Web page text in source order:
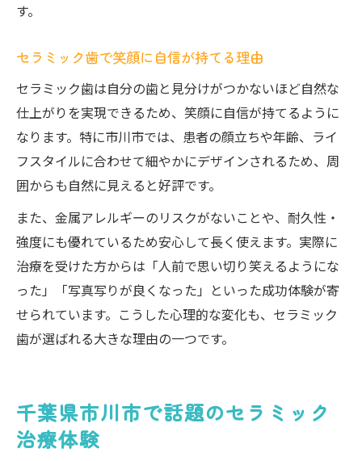
す。
セラミック歯で笑顔に自信が持てる理由
セラミック歯は自分の歯と見分けがつかないほど自然な
仕上がりを実現できるため、笑顔に自信が持てるように
なります。特に市川市では、患者の顔立ちや年齢、ライ
フスタイルに合わせて細やかにデザインされるため、周
囲からも自然に見えると好評です。
また、金属アレルギーのリスクがないことや、耐久性・
強度にも優れているため安心して長く使えます。実際に
治療を受けた方からは「人前で思い切り笑えるようにな
った」「写真写りが良くなった」といった成功体験が寄
せられています。こうした心理的な変化も、セラミック
歯が選ばれる大きな理由の一つです。
千葉県市川市で話題のセラミック
治療体験